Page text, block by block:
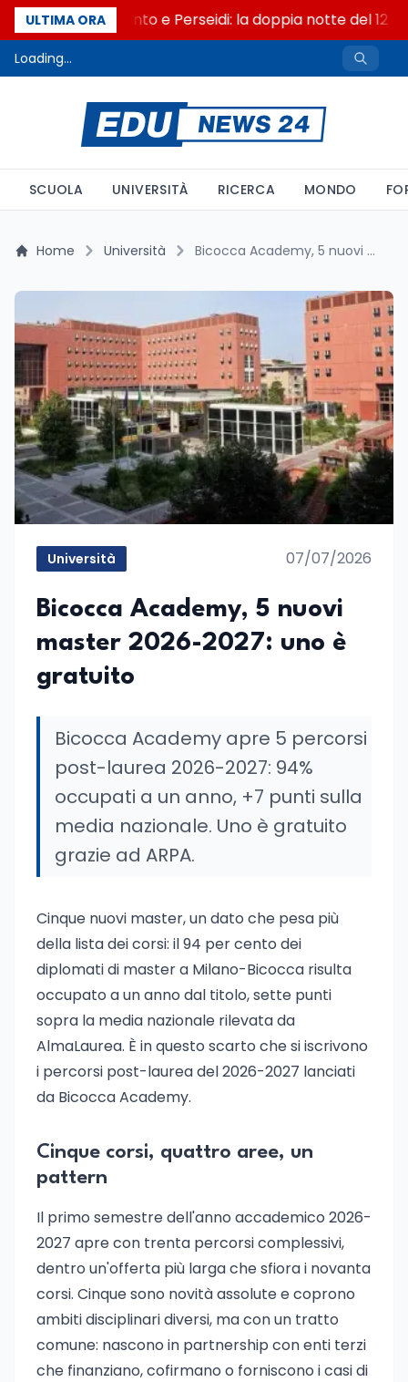
ULTIMA ORA
Eclissi al tramonto e Perseidi: la doppia notte del 12
Loading...
SCUOLA UNIVERSITÀ RICERCA MONDO
Home Università Bicocca Academy, 5 nuovi master 2026-2027: uno è gratuito
Università 07/07/2026
Bicocca Academy, 5 nuovi
master 2026-2027: uno è
gratuito
Bicocca Academy apre 5 percorsi
post-laurea 2026-2027: 94%
occupati a un anno, +7 punti sulla
media nazionale. Uno è gratuito
grazie ad ARPA.
Cinque nuovi master, un dato che pesa più
della lista dei corsi: il 94 per cento dei
diplomati di master a Milano-Bicocca risulta
occupato a un anno dal titolo, sette punti
sopra la media nazionale rilevata da
AlmaLaurea. È in questo scarto che si iscrivono
i percorsi post-laurea del 2026-2027 lanciati
da Bicocca Academy.
Cinque corsi, quattro aree, un
pattern
Il primo semestre dell'anno accademico 2026-
2027 apre con trenta percorsi complessivi,
dentro un'offerta più larga che sfiora i novanta
corsi. Cinque sono novità assolute e coprono
ambiti disciplinari diversi, ma con un tratto
comune: nascono in partnership con enti terzi
che finanziano, cofirmano o forniscono i casi di